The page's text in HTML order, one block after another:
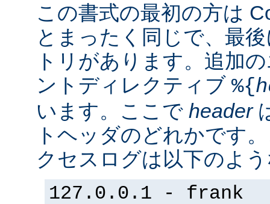
この書式の最初の方は
とまったく同じで、最
トリがあります。追加
ントディレクティブ %{
います。ここで header
トヘッダのどれかです
クセスログは以下のよ
127.0.0.1 - frank